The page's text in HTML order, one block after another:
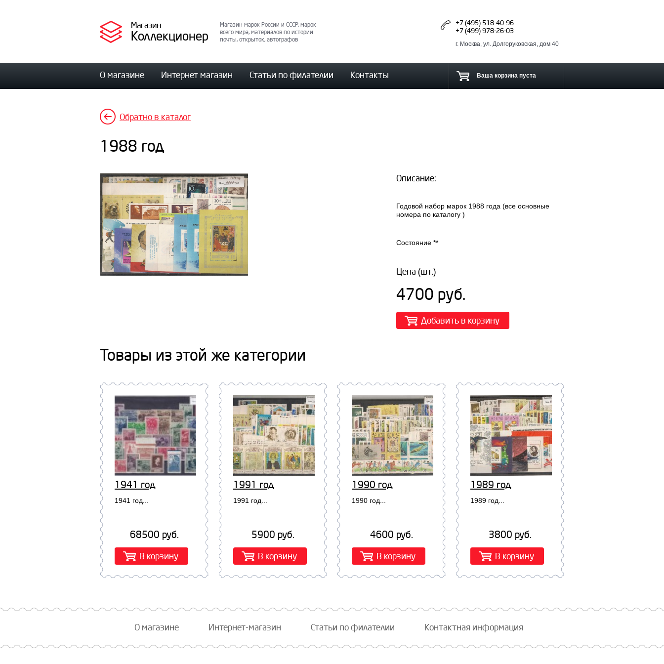
Магазин
Коллекционер
Магазин марок России и СССР, марок
всего мира, материалов по истории
почты, открыток, автографов
+7 (495) 518-40-96
+7 (499) 978-26-03
г. Москва, ул. Долгоруковская, дом 40
О магазине Интернет магазин Статьи по филателии Контакты Ваша корзина пуста
Обратно в каталог
1988 год
Описание:
Годовой набор марок 1988 года (все основные
номера по каталогу )
Состояние **
Цена (шт.)
4700 руб.
Добавить в корзину
Товары из этой же категории
1941 год
1941 год...
68500 руб.
В корзину
1991 год
1991 год...
5900 руб.
В корзину
1990 год
1990 год...
4600 руб.
В корзину
1989 год
1989 год...
3800 руб.
В корзину
О магазине Интернет-магазин Статьи по филателии Контактная информация